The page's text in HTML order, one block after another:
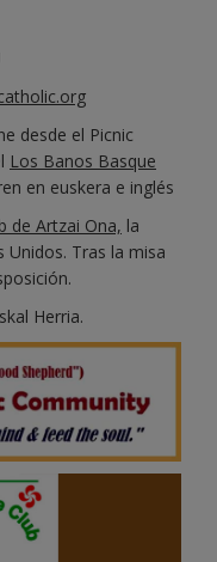
desde el Picnic
Los Banos Basque
en euskera e inglés
de Artzai Ona, la
Unidos. Tras la misa
Herria.